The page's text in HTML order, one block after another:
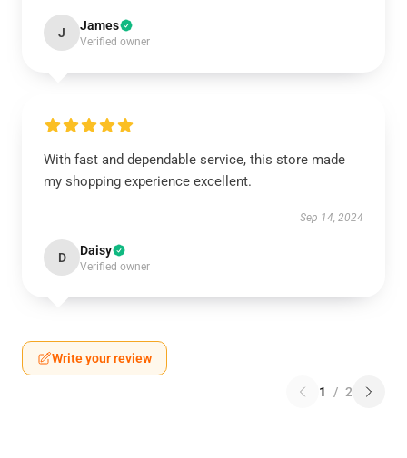
J James
Verified owner
With fast and dependable service, this store made
my shopping experience excellent.
Sep 14, 2024
D Daisy
Verified owner
Write your review
1 / 2